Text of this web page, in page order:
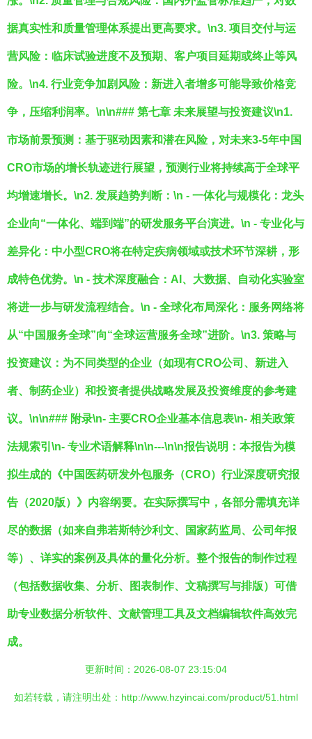
据真实性和质量管理体系提出更高要求。\n3. 项目交付与运
营风险：临床试验进度不及预期、客户项目延期或终止等风
险。\n4. 行业竞争加剧风险：新进入者增多可能导致价格竞
争，压缩利润率。\n\n### 第七章 未来展望与投资建议\n1.
市场前景预测 ：基于驱动因素和潜在风险，对未来3-5年中国
CRO市场的增长轨迹进行展望，预测行业将持续高于全球平
均增速增长。\n2. 发展趋势判断 ：\n - 一体化与规模化：龙头
企业向“一体化、端到端”的研发服务平台演进。\n - 专业化与
差异化：中小型CRO将在特定疾病领域或技术环节深耕，形
成特色优势。\n - 技术深度融合 ：AI、大数据、自动化实验室
将进一步与研发流程结合。\n - 全球化布局深化：服务网络将
从“中国服务全球”向“全球运营服务全球”进阶。\n3. 策略与
投资建议 ：为不同类型的企业（如现有CRO公司、新进入
者、制药企业）和投资者提供战略发展及投资维度的参考建
议。\n\n### 附录\n- 主要CRO企业基本信息表\n- 相关政策
法规索引\n- 专业术语解释\n\n---\n\n报告说明 ：本报告为模
拟生成的《中国医药研发外包服务（CRO）行业深度研究报
告（2020版）》内容纲要。在实际撰写中，各部分需填充详
尽的数据（如来自弗若斯特沙利文、国家药监局、公司年报
等）、详实的案例及具体的量化分析。整个报告的制作过程
（包括数据收集、分析、图表制作、文稿撰写与排版）可借
助专业数据分析软件、文献管理工具及文档编辑软件高效完
成。
更新时间：2026-08-07 23:15:04
如若转载，请注明出处：http://www.hzyincai.com/product/51.html